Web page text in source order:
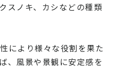
スノキ、カシなどの種類
により様々な役割を果た
、風景や景観に安定感を